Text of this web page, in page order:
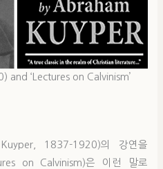
‘Lectures on Calvinism’
1837-1920)의 강연을
on Calvinism)은 이런 말로